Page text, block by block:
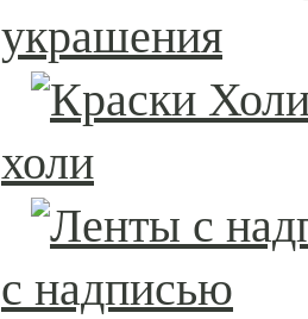
украшения
холи
с надписью